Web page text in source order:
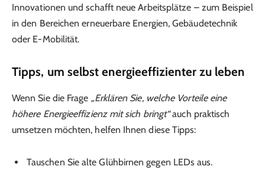
Innovationen und schafft neue Arbeitsplätze – zum Beispiel
in den Bereichen erneuerbare Energien, Gebäudetechnik
oder E-Mobilität.
Tipps, um selbst energieeffizienter zu leben
Wenn Sie die Frage „Erklären Sie, welche Vorteile eine
höhere Energieeffizienz mit sich bringt“auch praktisch
umsetzen möchten, helfen Ihnen diese Tipps:
Tauschen Sie alte Glühbirnen gegen LEDs aus.